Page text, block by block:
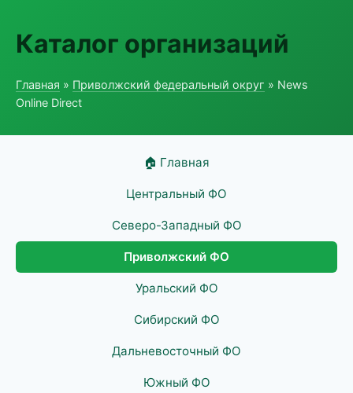
Каталог организаций
Главная » Приволжский федеральный округ » News
Online Direct
🏠 Главная
Центральный ФО
Северо-Западный ФО
Приволжский ФО
Уральский ФО
Сибирский ФО
Дальневосточный ФО
Южный ФО